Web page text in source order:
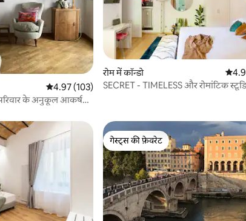
औसत रेटिंग 5 में से 4.97, 103 समीक्षाएँ
4.97 (103)
परिवार के अनुकूल आकर्षण
रोम में कॉन्डो औसत
SECRET - TIMELESS और रोमांटिक
गेस्ट्स की फ़ेवरेट
गेस्ट्स की फ़ेवरेट